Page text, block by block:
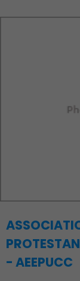
- AEEPUCC